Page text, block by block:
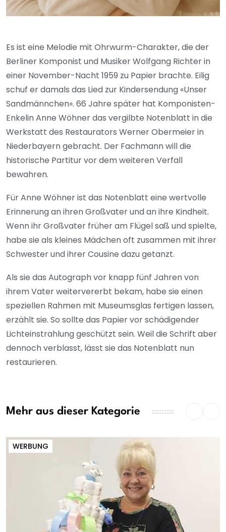
Es ist eine Melodie mit Ohrwurm-Charakter, die der
Berliner Komponist und Musiker Wolfgang Richter in
einer November-Nacht 1959 zu Papier brachte. Eilig
schuf er damals das Lied zur Kindersendung «Unser
Sandmännchen». 66 Jahre später hat Komponisten-
Enkelin Anne Wöhner das vergilbte Notenblatt in die
Werkstatt des Restaurators Werner Obermeier in
Niederbayern gebracht. Der Fachmann will die
historische Partitur vor dem weiteren Verfall
bewahren.
Für Anne Wöhner ist das Notenblatt eine wertvolle
Erinnerung an ihren Großvater und an ihre Kindheit.
Wenn ihr Großvater früher am Flügel saß und spielte,
habe sie als kleines Mädchen oft zusammen mit ihrer
Schwester und ihrer Cousine dazu getanzt.
Als sie das Autograph vor knapp fünf Jahren von
ihrem Vater weitervererbt bekam, habe sie einen
speziellen Rahmen mit Museumsglas fertigen lassen,
erzählt sie. So sollte das Papier vor schädigender
Lichteinstrahlung geschützt sein. Weil die Schrift aber
dennoch verblasst, lässt sie das Notenblatt nun
restaurieren.
Mehr aus dieser Kategorie
WERBUNG